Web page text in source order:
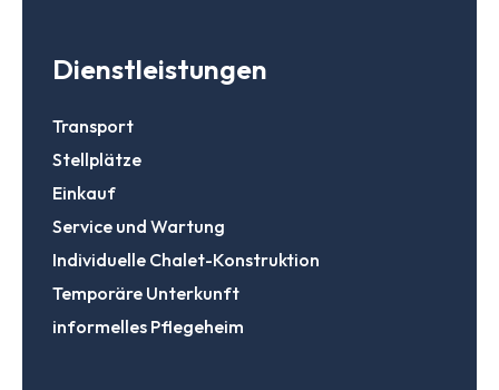
Dienstleistungen
Transport
Stellplätze
Einkauf
Service und Wartung
Individuelle Chalet-Konstruktion
Temporäre Unterkunft
informelles Pflegeheim